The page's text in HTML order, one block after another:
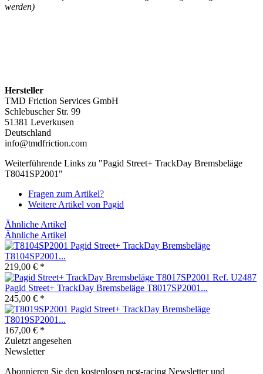
werden)
Hersteller
TMD Friction Services GmbH
Schlebuscher Str. 99
51381 Leverkusen
Deutschland
info@tmdfriction.com
Weiterführende Links zu "Pagid Street+ TrackDay Bremsbeläge
T8041SP2001"
Fragen zum Artikel?
Weitere Artikel von Pagid
Ähnliche Artikel
Ähnliche Artikel
Pagid Street+ TrackDay Bremsbeläge
T8104SP2001...
219,00 € *
Pagid Street+ TrackDay Bremsbeläge T8017SP2001...
245,00 € *
Pagid Street+ TrackDay Bremsbeläge
T8019SP2001...
167,00 € *
Zuletzt angesehen
Newsletter
Abonnieren Sie den kostenlosen pcg-racing Newsletter und